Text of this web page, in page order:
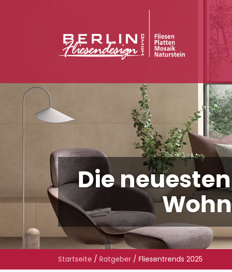
Die
Startseite / Ratgeber / Fliesentrends 2025